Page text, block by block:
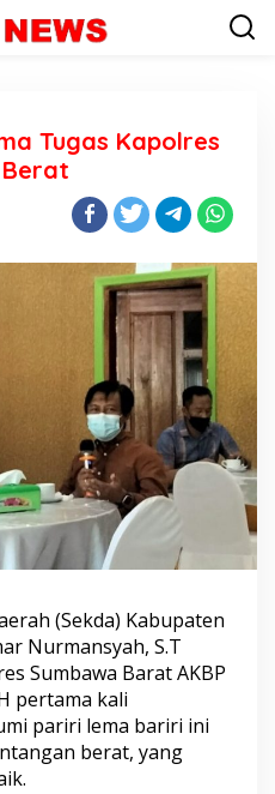
Tugas Kapolres
(Sekda) Kabupaten
Nurmansyah, S.T
Sumbawa Barat AKBP
pertama kali
pariri lema bariri ini
berat, yang